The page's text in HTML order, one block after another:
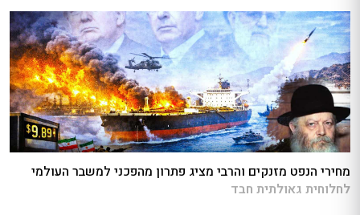
מחירי הנפט מזנקים והרבי מציג פתרון מהפכני למשבר העולמי
לחלוחית גאולתית חבד